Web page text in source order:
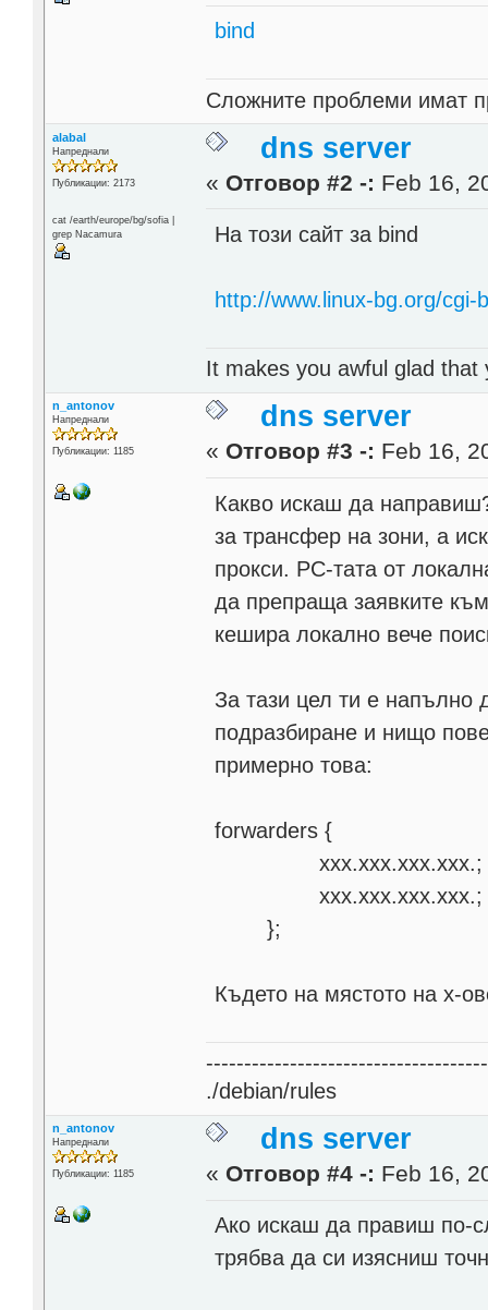
bind
Cлoжнитe пpoблeми имaт
alabal
Напреднали
Публикации: 2173
cat /earth/europe/bg/sofia |
grep Nacamura
dns server
« Отговор #2 -: Feb 16,
На този сайт за bind
http://www.linux-bg.org/cgi-
It makes you awful glad
n_antonov
Напреднали
Публикации: 1185
dns server
« Отговор #3 -: Feb 16,
Какво искаш да
за трансфер на зони, а
прокси. PC-тата от
да препраща заявките
кешира локално вече
За тази цел ти е напълно
подразбиране и нищо
примерно това:
forwarders {
xxx.xxx.xxx.xxx.;
xxx.xxx.xxx.xxx.;
};
Където на мястото на х-
./debian/rules
n_antonov
Напреднали
Публикации: 1185
dns server
« Отговор #4 -: Feb 16,
Ако искаш да правиш по-
трябва да си изясниш